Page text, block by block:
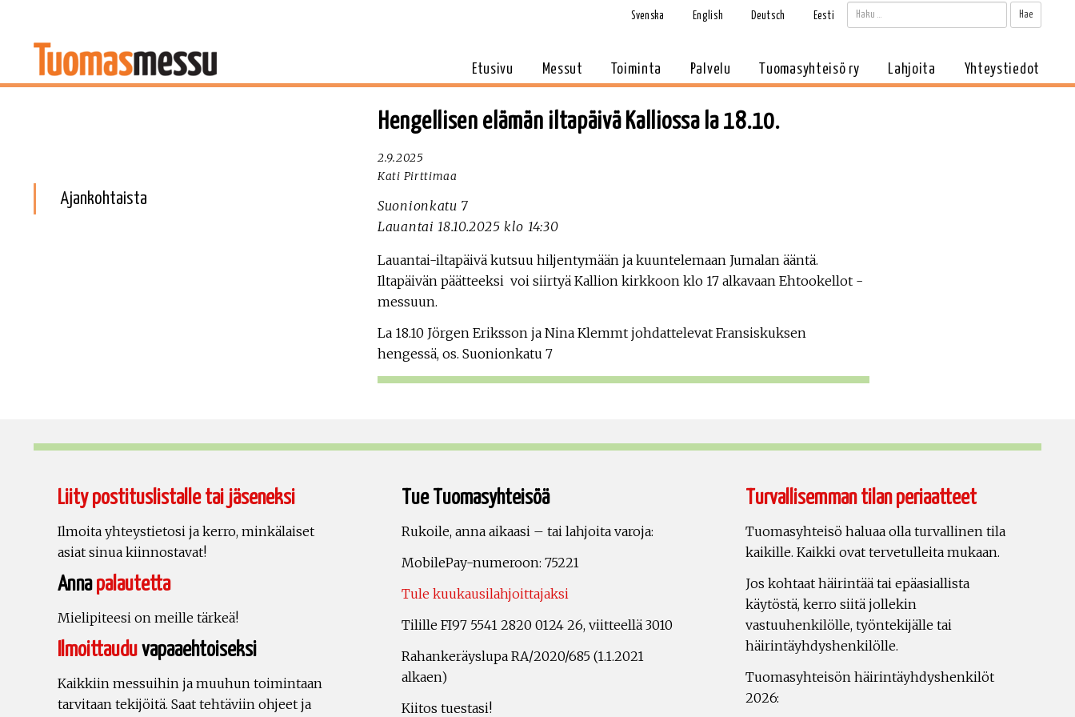
Haku:
Svenska English Deutsch Eesti
Etusivu Messut Toiminta Palvelu Tuomasyhteisö ry Lahjoita Yhteystiedot
Ajankohtaista
Hengellisen elämän iltapäivä Kalliossa la 18.10.
2.9.2025
Kati Pirttimaa
Suonionkatu 7
Lauantai 18.10.2025 klo 14:30
Lauantai-iltapäivä kutsuu hiljentymään ja kuuntelemaan Jumalan ääntä.
Iltapäivän päätteeksi voi siirtyä Kallion kirkkoon klo 17 alkavaan Ehtookellot -
messuun.
La 18.10 Jörgen Eriksson ja Nina Klemmt johdattelevat Fransiskuksen
hengessä, os. Suonionkatu 7
Liity postituslistalle tai jäseneksi
Ilmoita yhteystietosi ja kerro, minkälaiset
asiat sinua kiinnostavat!
Annapalautetta
Mielipiteesi on meille tärkeä!
Ilmoittauduvapaaehtoiseksi
Kaikkiin messuihin ja muuhun toimintaan
tarvitaan tekijöitä. Saat tehtäviin ohjeet ja
Tue Tuomasyhteisöä
Rukoile, anna aikaasi – tai lahjoita varoja:
MobilePay-numeroon: 75221
Tule kuukausilahjoittajaksi
Tilille FI97 5541 2820 0124 26, viitteellä 3010
Rahankeräyslupa RA/2020/685 (1.1.2021
alkaen)
Kiitos tuestasi!
Turvallisemman tilan periaatteet
Tuomasyhteisö haluaa olla turvallinen tila
kaikille. Kaikki ovat tervetulleita mukaan.
Jos kohtaat häirintää tai epäasiallista
käytöstä, kerro siitä jollekin
vastuuhenkilölle, työntekijälle tai
häirintäyhdyshenkilölle.
Tuomasyhteisön häirintäyhdyshenkilöt
2026: